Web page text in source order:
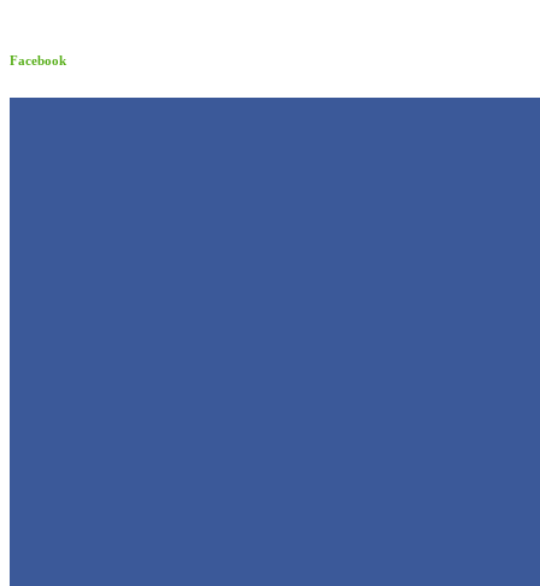
Facebook